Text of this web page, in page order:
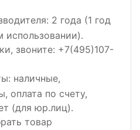
2 года (1 год
звоните: +7(495)107-
наличные,
оплата по счету,
(для юр.лиц).
товар